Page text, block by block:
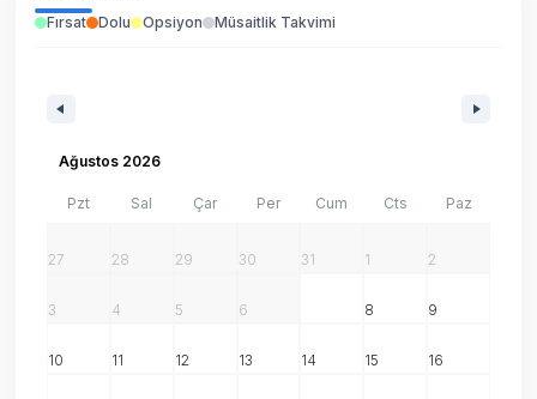
Fırsat Dolu Opsiyon Müsaitlik Takvimi
Ağustos 2026
Pzt Sal Çar Per Cum Cts Paz
27 28 29 30 31 1 2
3 4 5 6 8 9
10 11 12 13 14 15 16